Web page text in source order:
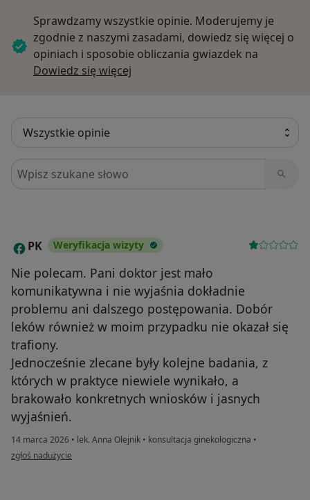
Sprawdzamy wszystkie opinie. Moderujemy je
zgodnie z naszymi zasadami, dowiedz się więcej o
opiniach i sposobie obliczania gwiazdek na
Dowiedz się więcej
Szukaj w opiniach
P PK Weryfikacja wizyty
Nie polecam. Pani doktor jest mało
komunikatywna i nie wyjaśnia dokładnie
problemu ani dalszego postępowania. Dobór
leków również w moim przypadku nie okazał się
trafiony.
Jednocześnie zlecane były kolejne badania, z
których w praktyce niewiele wynikało, a
brakowało konkretnych wniosków i jasnych
wyjaśnień.
14 marca 2026 • lek. Anna Olejnik • konsultacja ginekologiczna •
w opinii użytkownika PK
zgłoś nadużycie